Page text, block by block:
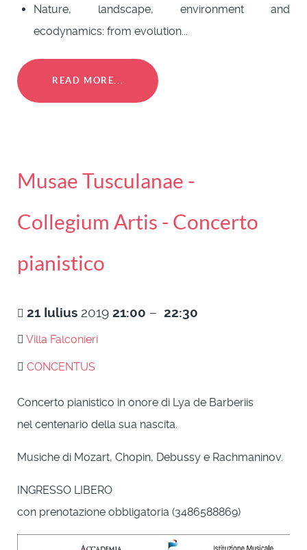
Nature, landscape, environment and
ecodynamics: from evolution...
READ MORE...
Musae Tusculanae -
Collegium Artis - Concerto
pianistico
21 Iulius 2019 21:00 – 22:30
Villa Falconieri
CONCENTUS
Concerto pianistico in onore di Lya de Barberiis
nel centenario della sua nascita.
Musiche di Mozart, Chopin, Debussy e Rachmaninov.
INGRESSO LIBERO
con prenotazione obbligatoria (3486588869)